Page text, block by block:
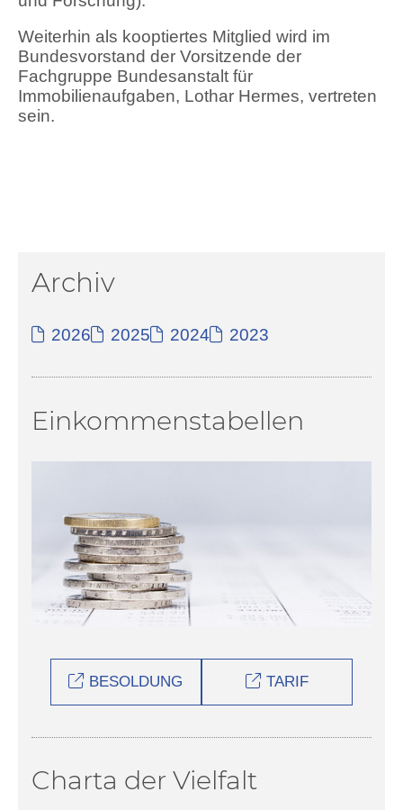
Weiterhin als kooptiertes Mitglied wird im
Bundesvorstand der Vorsitzende der
Fachgruppe Bundesanstalt für
Immobilienaufgaben, Lothar Hermes, vertreten
sein.
Archiv
2026 2025 2024 2023
Einkommenstabellen
BESOLDUNG TARIF
Charta der Vielfalt